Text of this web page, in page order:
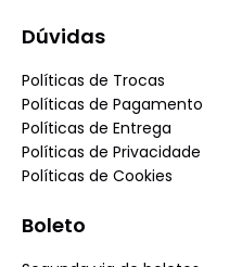
Dúvidas
Políticas de Trocas
Políticas de Pagamento
Políticas de Entrega
Políticas de Privacidade
Políticas de Cookies
Boleto